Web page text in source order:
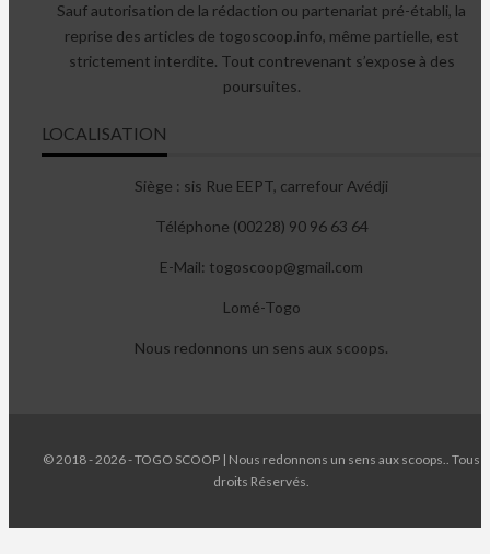
Sauf autorisation de la rédaction ou partenariat pré-établi, la
reprise des articles de togoscoop.info, même partielle, est
strictement interdite. Tout contrevenant s’expose à des
poursuites.
LOCALISATION
Siège : sis Rue EEPT, carrefour Avédji
Téléphone (00228) 90 96 63 64
E-Mail: togoscoop@gmail.com
Lomé-Togo
Nous redonnons un sens aux scoops.
© 2018 - 2026 - TOGO SCOOP | Nous redonnons un sens aux scoops.. Tous
droits Réservés.